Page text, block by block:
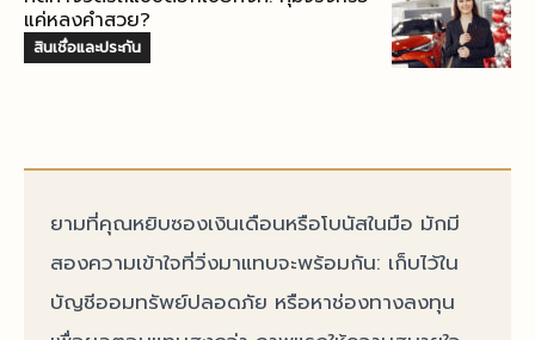
แค่หลงคำสวย?
สินเชื่อและประกัน
ยามที่คุณหยิบซองเงินเดือนหรือโบนัสในมือ มักมี
สองความเข้าใจที่วิ่งมาแทบจะพร้อมกัน: เก็บไว้ใน
บัญชีออมทรัพย์ปลอดภัย หรือหาช่องทางลงทุน